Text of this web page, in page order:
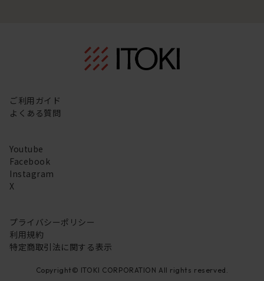
ご利用ガイド
よくある質問
Youtube
Facebook
Instagram
X
プライバシーポリシー
利用規約
特定商取引法に関する表示
Copyright© ITOKI CORPORATION All rights reserved.